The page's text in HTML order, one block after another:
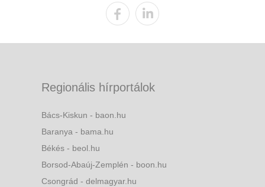
Regionális hírportálok
Bács-Kiskun - baon.hu
Baranya - bama.hu
Békés - beol.hu
Borsod-Abaúj-Zemplén - boon.hu
Csongrád - delmagyar.hu